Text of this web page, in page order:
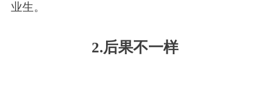
业生。
2.后果不一样